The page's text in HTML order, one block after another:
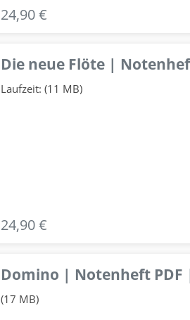
24,90 €
Die neue Flöte |
Laufzeit: (11 MB)
24,90 €
Domino | Notenheft
(17 MB)